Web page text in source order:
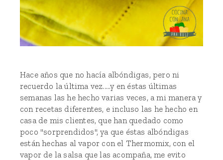
Hace años que no hacía albóndigas, pero ni
recuerdo la última vez.....y en éstas últimas
semanas las he hecho varias veces, a mi manera y
con recetas diferentes, e incluso las he hecho en
casa de mis clientes, que han quedado como
poco "sorprendidos", ya que éstas albóndigas
están hechas al vapor con el Thermomix, con el
vapor de la salsa que las acompaña, me evito